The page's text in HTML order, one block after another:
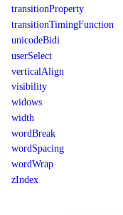
transitionProperty
transitionTimingFunction
unicodeBidi
userSelect
verticalAlign
visibility
widows
width
wordBreak
wordSpacing
wordWrap
zIndex